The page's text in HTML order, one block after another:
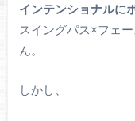
インテンショナルに
スイングパス×フェ
ん。
しかし、